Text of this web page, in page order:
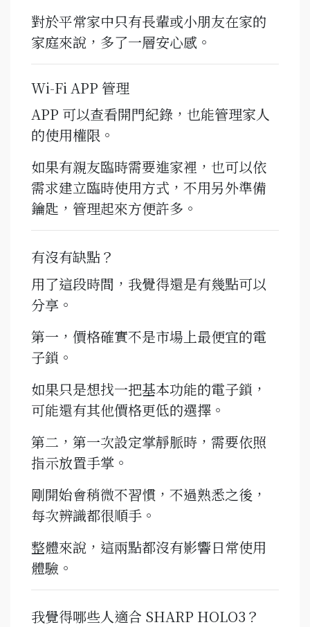
對於平常家中只有長輩或小朋友在家的
家庭來說，多了一層安心感。
Wi-Fi APP 管理
APP 可以查看開門紀錄，也能管理家人
的使用權限。
如果有親友臨時需要進家裡，也可以依
需求建立臨時使用方式，不用另外準備
鑰匙，管理起來方便許多。
有沒有缺點？
用了這段時間，我覺得還是有幾點可以
分享。
第一，價格確實不是市場上最便宜的電
子鎖。
如果只是想找一把基本功能的電子鎖，
可能還有其他價格更低的選擇。
第二，第一次設定掌靜脈時，需要依照
指示放置手掌。
剛開始會稍微不習慣，不過熟悉之後，
每次辨識都很順手。
整體來說，這兩點都沒有影響日常使用
體驗。
我覺得哪些人適合 SHARP HOLO3？